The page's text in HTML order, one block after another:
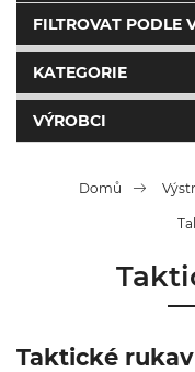
oblečení
Pyrotechnika
příslušenství
FILTROVAT PODLE
KATEGORIE
VÝROBCI
Domů
Taktické